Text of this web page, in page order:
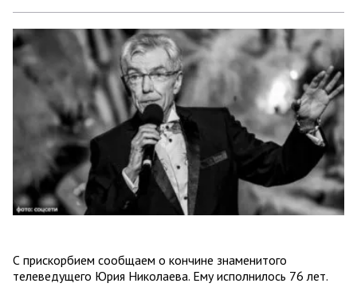
С прискорбием сообщаем о кончине знаменитого
телеведущего Юрия Николаева. Ему исполнилось 76 лет.